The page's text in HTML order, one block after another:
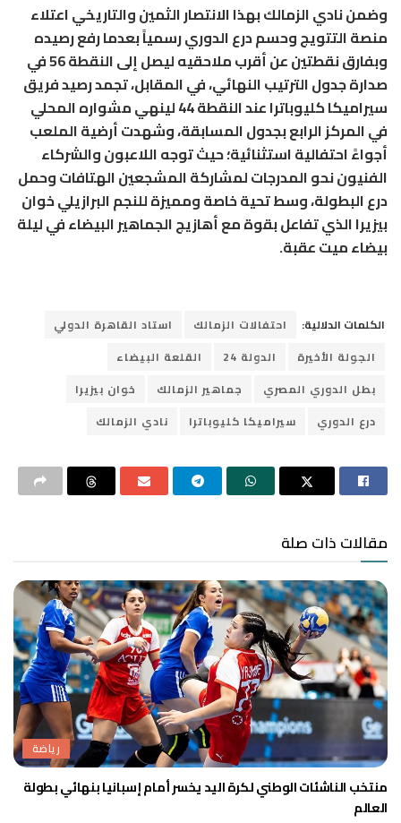
وضمن نادي الزمالك بهذا الانتصار الثمين والتاريخي اعتلاء
منصة التتويج وحسم درع الدوري رسمياً بعدما رفع رصيده
وبفارق نقطتين عن أقرب ملاحقيه ليصل إلى النقطة 56 في
صدارة جدول الترتيب النهائي، في المقابل، تجمد رصيد فريق
سيراميكا كليوباترا عند النقطة 44 لينهي مشواره المحلي
في المركز الرابع بجدول المسابقة، وشهدت أرضية الملعب
أجواءً احتفالية استثنائية؛ حيث توجه اللاعبون والشركاء
الفنيون نحو المدرجات لمشاركة المشجعين الهتافات وحمل
درع البطولة، وسط تحية خاصة ومميزة للنجم البرازيلي خوان
بيزيرا الذي تفاعل بقوة مع أهازيج الجماهير البيضاء في ليلة
بيضاء ميت عقبة.
الكلمات الدلالية: احتفالات الزمالك
استاد القاهرة الدولي
الجولة الأخيرة
الدولة 24
القلعة البيضاء
بطل الدوري المصري
جماهير الزمالك
خوان بيزيرا
درع الدوري
سيراميكا كليوباترا نادي الزمالك
مقالات ذات صلة
رياضة
منتخب الناشئات الوطني لكرة اليد يخسر أمام إسبانيا بنهائي بطولة
العالم